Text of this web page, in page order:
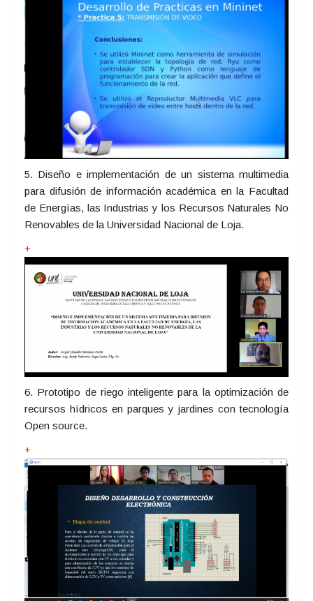
5. Diseño e implementación de un sistema multimedia
para difusión de información académica en la Facultad
de Energías, las Industrias y los Recursos Naturales No
Renovables de la Universidad Nacional de Loja.
+
6. Prototipo de riego inteligente para la optimización de
recursos hídricos en parques y jardines con tecnología
Open source.
+